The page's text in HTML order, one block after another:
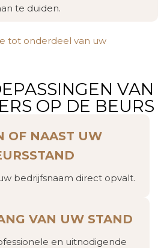
te duiden.
tot onderdeel van uw
VAN
OP DE BEURS
OF NAAST UW
bedrijfsnaam direct opvalt.
VAN UW STAND
en uitnodigende